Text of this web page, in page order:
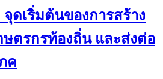
จุดเริ่มต้นของการสร้าง
ษตรกรท้องถิ่น และส่งต่อ
ค